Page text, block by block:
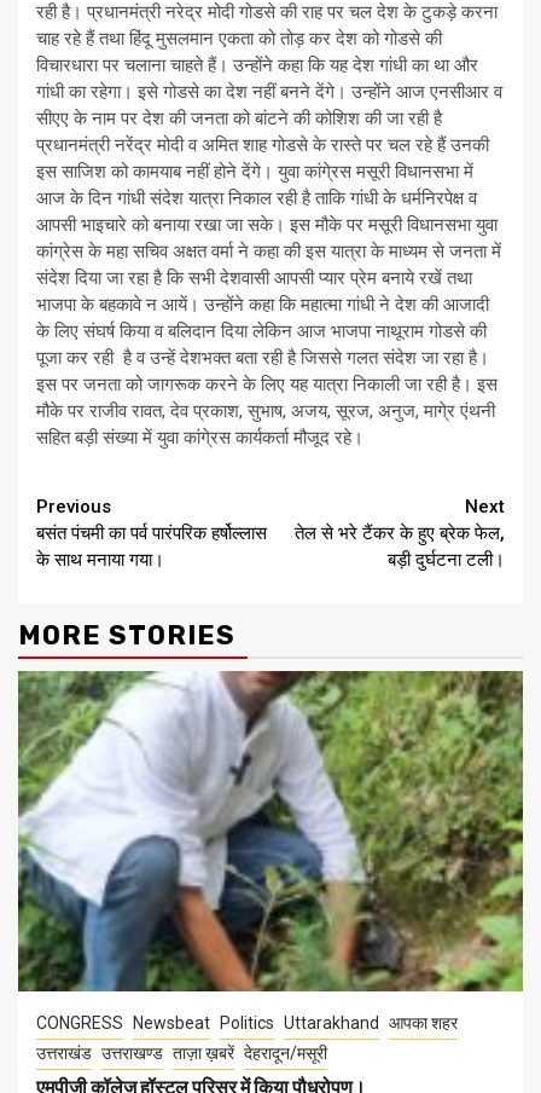
रही है। प्रधानमंत्री नरेद्र मोदी गोडसे की राह पर चल देश के टुकड़े करना
चाह रहे हैं तथा हिंदू मुसलमान एकता को तोड़ कर देश को गोडसे की
विचारधारा पर चलाना चाहते हैं। उन्होंने कहा कि यह देश गांधी का था और
गांधी का रहेगा। इसे गोडसे का देश नहीं बनने देंगे। उन्होंने आज एनसीआर व
सीएए के नाम पर देश की जनता को बांटने की कोशिश की जा रही है
प्रधानमंत्री नरेंद्र मोदी व अमित शाह गोडसे के रास्ते पर चल रहे हैं उनकी
इस साजिश को कामयाब नहीं होने देंगे। युवा कांगे्रस मसूरी विधानसभा में
आज के दिन गांधी संदेश यात्रा निकाल रही है ताकि गांधी के धर्मनिरपेक्ष व
आपसी भाइचारे को बनाया रखा जा सके। इस मौके पर मसूरी विधानसभा युवा
कांग्रेस के महा सचिव अक्षत वर्मा ने कहा की इस यात्रा के माध्यम से जनता में
संदेश दिया जा रहा है कि सभी देशवासी आपसी प्यार प्रेम बनाये रखें तथा
भाजपा के बहकावे न आयें। उन्होंने कहा कि महात्मा गांधी ने देश की आजादी
के लिए संघर्ष किया व बलिदान दिया लेकिन आज भाजपा नाथूराम गोडसे की
पूजा कर रही है व उन्हें देशभक्त बता रही है जिससे गलत संदेश जा रहा है।
इस पर जनता को जागरूक करने के लिए यह यात्रा निकाली जा रही है। इस
मौके पर राजीव रावत, देव प्रकाश, सुभाष, अजय, सूरज, अनुज, मागे्र एंथनी
सहित बड़ी संख्या में युवा कांगे्रस कार्यकर्ता मौजूद रहे।
Continue
Reading
Previous
बसंत पंचमी का पर्व पारंपरिक हर्षोल्लास
के साथ मनाया गया।
Next
तेल से भरे टैंकर के हुए ब्रेक फेल,
बड़ी दुर्घटना टली।
MORE STORIES
CONGRESS Newsbeat Politics Uttarakhand
आपका शहर
उत्तराखंड उत्तराखण्ड ताज़ा ख़बरें देहरादून/मसूरी
एमपीजी कॉलेज हॉस्टल परिसर में किया पौधरोपण।